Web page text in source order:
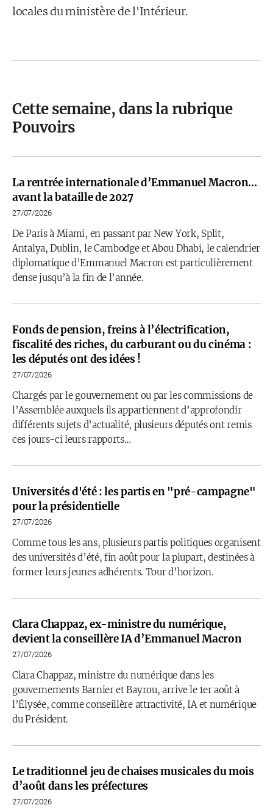
locales du ministère de l'Intérieur.
Cette semaine, dans la rubrique
Pouvoirs
La rentrée internationale d’Emmanuel Macron…
avant la bataille de 2027
27/07/2026
De Paris à Miami, en passant par New York, Split,
Antalya, Dublin, le Cambodge et Abou Dhabi, le calendrier
diplomatique d’Emmanuel Macron est particulièrement
dense jusqu’à la fin de l’année.
Fonds de pension, freins à l’électrification,
fiscalité des riches, du carburant ou du cinéma :
les députés ont des idées !
27/07/2026
Chargés par le gouvernement ou par les commissions de
l’Assemblée auxquels ils appartiennent d’approfondir
différents sujets d’actualité, plusieurs députés ont remis
ces jours-ci leurs rapports…
Universités d'été : les partis en "pré-campagne"
pour la présidentielle
27/07/2026
Comme tous les ans, plusieurs partis politiques organisent
des universités d’été, fin août pour la plupart, destinées à
former leurs jeunes adhérents. Tour d’horizon.
Clara Chappaz, ex-ministre du numérique,
devient la conseillère IA d’Emmanuel Macron
27/07/2026
Clara Chappaz, ministre du numérique dans les
gouvernements Barnier et Bayrou, arrive le 1er août à
l’Élysée, comme conseillère attractivité, IA et numérique
du Président.
Le traditionnel jeu de chaises musicales du mois
d’août dans les préfectures
27/07/2026